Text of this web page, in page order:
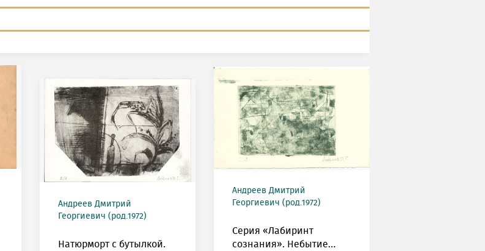
Андреев Дмитрий
Георгиевич (род.1972)
Натюрморт с бутылкой.
Андреев Дмитрий
Георгиевич (род.1972)
Серия «Лабиринт
сознания». Небытие…